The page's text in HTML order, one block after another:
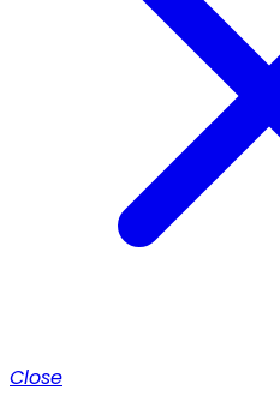
Close